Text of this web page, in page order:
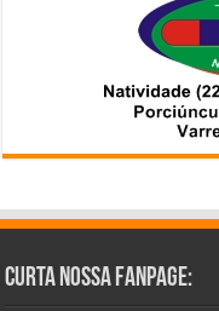
Curta Nossa Fanpage: